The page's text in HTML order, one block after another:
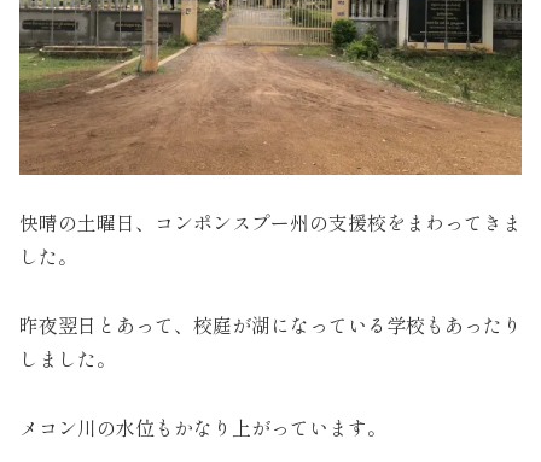
快晴の土曜日、コンポンスプー州の支援校をまわってきま
した。
昨夜翌日とあって、校庭が湖になっている学校もあったり
しました。
メコン川の水位もかなり上がっています。